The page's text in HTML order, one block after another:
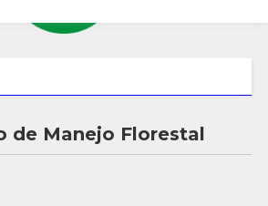
de Manejo Florestal